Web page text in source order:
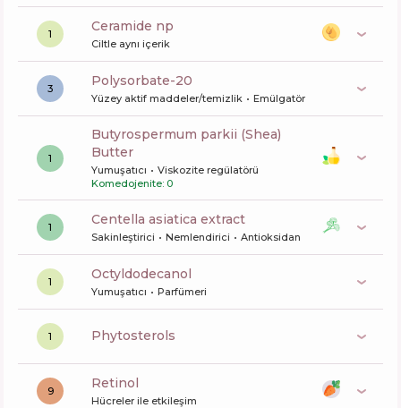
1 ceramide np
Ciltle aynı içerik
3 polysorbate-20
Yüzey aktif maddeler/temizlik Emülgatör
1
butyrospermum parkii (Shea)
Butter
Yumuşatıcı
Viskozite regülatörü
Komedojenite: 0
1 centella asiatica extract
Sakinleştirici Nemlendirici Antioksidan
1 octyldodecanol
Yumuşatıcı Parfümeri
1 phytosterols
9 retinol
Hücreler ile etkileşim